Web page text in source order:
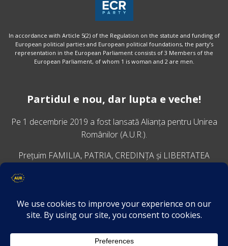
In accordance with Article 5(2) of the Regulation on the statute and funding of
European political parties and European political foundations, the party’s
representation in the European Parliament consists of 3 Members of the
European Parliament, of whom 1 is woman and 2 are men.
Partidul e nou, dar lupta e veche!
Pe 1 decembrie 2019 a fost lansatăAlianța pentru Unirea
Românilor (A.U.R.).
Prețuim FAMILIA, PATRIA, CREDINȚA și LIBERTATEA
VINO ALĂTURI DE NOI
Descarcă aplicația Platforma AUR